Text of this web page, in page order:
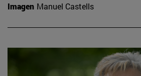
Imagen Manuel Castells